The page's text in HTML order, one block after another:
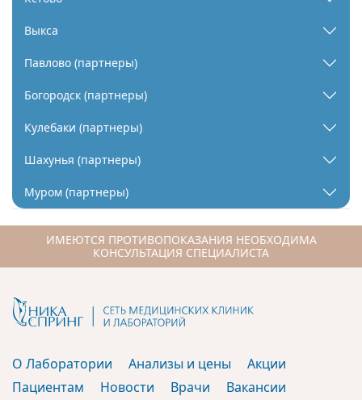
Выкса
Павлово (партнеры)
Богородск (партнеры)
Кулебаки (партнеры)
Шахунья (партнеры)
Муром (партнеры)
ИМЕЮТСЯ ПРОТИВОПОКАЗАНИЯ НЕОБХОДИМА
КОНСУЛЬТАЦИЯ СПЕЦИАЛИСТА
О Лаборатории Анализы и цены
Акции
Пациентам
Новости Врачи
Вакансии